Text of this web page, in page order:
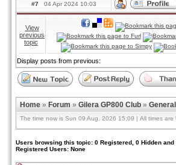
#7 04 Apr 2024 10:03
View
previous
topic
Display posts from previous:
Home » Forum » Gilera GP800 Club » General
The time now is Sun 09 Aug, 2026 15:09 | All times are
Users browsing this topic: 0 Registered, 0 Hidden and
Registered Users: None